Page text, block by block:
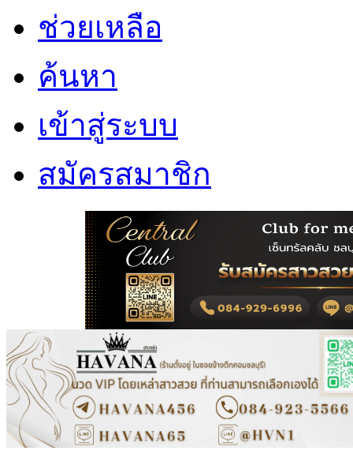
ช่วยเหลือ
ค้นหา
เข้าสู่ระบบ
สมัครสมาชิก